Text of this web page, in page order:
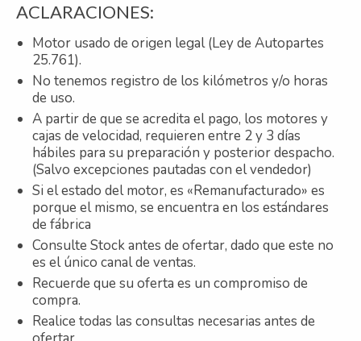
ACLARACIONES:
Motor usado de origen legal (Ley de Autopartes
25.761).
No tenemos registro de los kilómetros y/o horas
de uso.
A partir de que se acredita el pago, los motores y
cajas de velocidad, requieren entre 2 y 3 días
hábiles para su preparación y posterior despacho.
(Salvo excepciones pautadas con el vendedor)
Si el estado del motor, es «Remanufacturado» es
porque el mismo, se encuentra en los estándares
de fábrica
Consulte Stock antes de ofertar, dado que este no
es el único canal de ventas.
Recuerde que su oferta es un compromiso de
compra.
Realice todas las consultas necesarias antes de